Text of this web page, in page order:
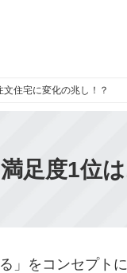
文住宅に変化の兆し！？
足度1位
」をコンセプト